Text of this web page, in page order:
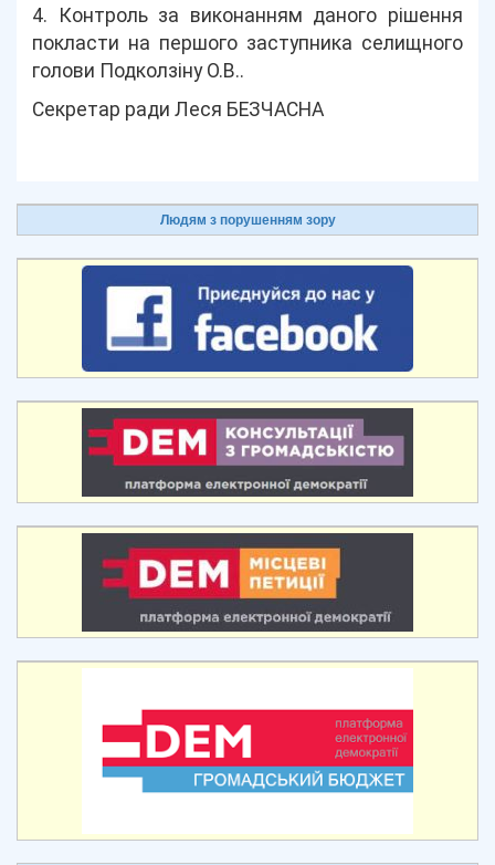
4. Контроль за виконанням даного рішення
покласти на першого заступника селищного
голови Подколзіну О.В..
Секретар ради Леся БЕЗЧАСНА
Людям з порушенням зору